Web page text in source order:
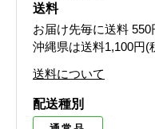
送料
お届け先毎に送料 550
沖縄県は送料1,100円(
送料について
配送種別